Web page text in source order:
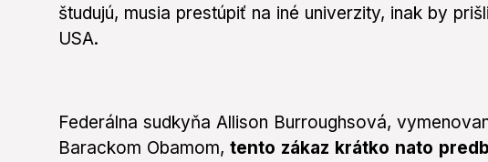
študujú, musia prestúpiť na iné univerzity, inak by
USA.
Federálna sudkyňa Allison Burroughsová,
Barackom Obamom, tento zákaz krátko nato